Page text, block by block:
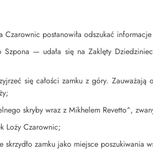
Czarownic postanowiła odszukać
— udała się na Zaklęty
się całości zamku z góry.
skryby wraz z Mikhelem Revetto^,
Loży Czarownic;
zamku jako miejsce